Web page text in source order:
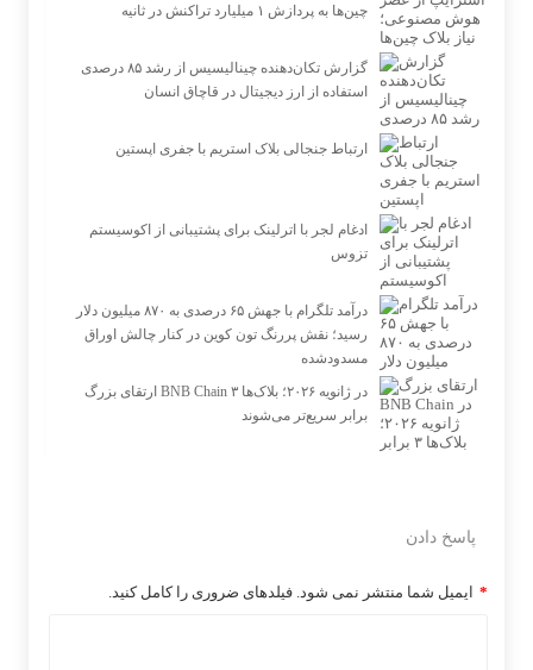
چین‌ها به پردازش ۱ میلیارد تراکنش در ثانیه
گزارش تکان‌دهنده چینالیسیس از رشد ۸۵ درصدی
استفاده از ارز دیجیتال در قاچاق انسان
ارتباط جنجالی بلاک استریم با جفری اپستین
ادغام لجر با اترلینک برای پشتیبانی از اکوسیستم
تزوس
درآمد تلگرام با جهش ۶۵ درصدی به ۸۷۰ میلیون دلار
رسید؛ نقش پررنگ تون کوین در کنار چالش اوراق
مسدودشده
ارتقای بزرگ BNB Chain در ژانویه ۲۰۲۶؛ بلاک‌ها ۳
برابر سریع‌تر می‌شوند
پاسخ دادن
ایمیل شما منتشر نمی شود. فیلدهای ضروری را کامل کنید. *